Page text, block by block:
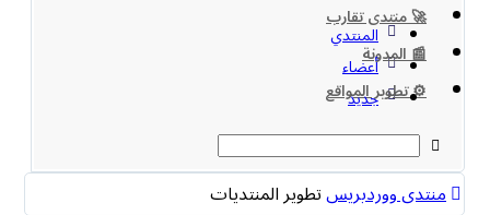
🚀 منتدى تقارب
📰 المدونة
⚙️ تطوير المواقع
المنتدي
أعضاء
جديد
منتدى ووردبريستطوير المنتديات